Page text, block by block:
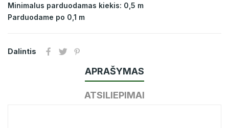
Minimalus parduodamas kiekis: 0,5 m
Parduodame po 0,1 m
Dalintis
APRAŠYMAS
ATSILIEPIMAI